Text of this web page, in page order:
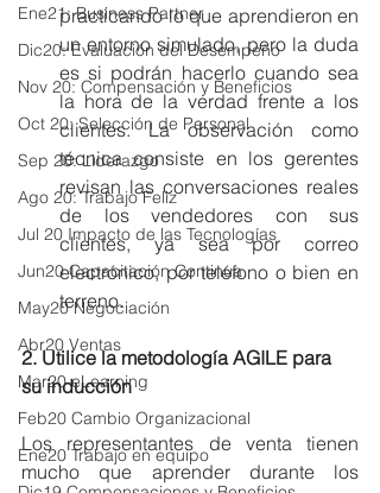
Ene21: Business Partner
Dic20: Evaluación del Desempeño
Nov 20: Compensación y Beneficios
Oct 20: Selección de Personal
Sep 20: Liderazgo
Ago 20: Trabajo Feliz
Jul 20 Impacto de las Tecnologías
Jun20 Capacitación Continua
May20 Negociación
Abr20 Ventas
Mar20 eLearning
Feb20 Cambio Organizacional
Ene20 Trabajo en equipo
practicando lo que aprendieron en
un entorno simulado, pero la duda
es si podrán hacerlo cuando sea
la hora de la verdad frente a los
clientes. La observación como
técnica consiste en los gerentes
revisan las conversaciones reales
de los vendedores con sus
clientes, ya sea por correo
electrónico, por teléfono o bien en
terreno.
2. Utilice la metodología AGILE para
su inducción
Los representantes de venta tienen
mucho que aprender durante los